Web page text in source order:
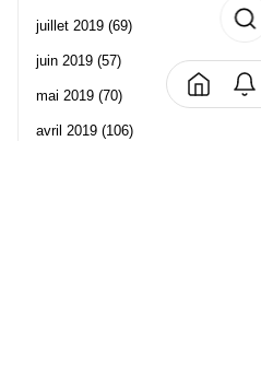
juillet 2019 (69)
juin 2019 (57)
mai 2019 (70)
avril 2019 (106)